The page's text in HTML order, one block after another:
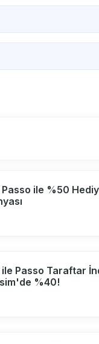
Passo ile %50
ile Passo Taraftar
%40!